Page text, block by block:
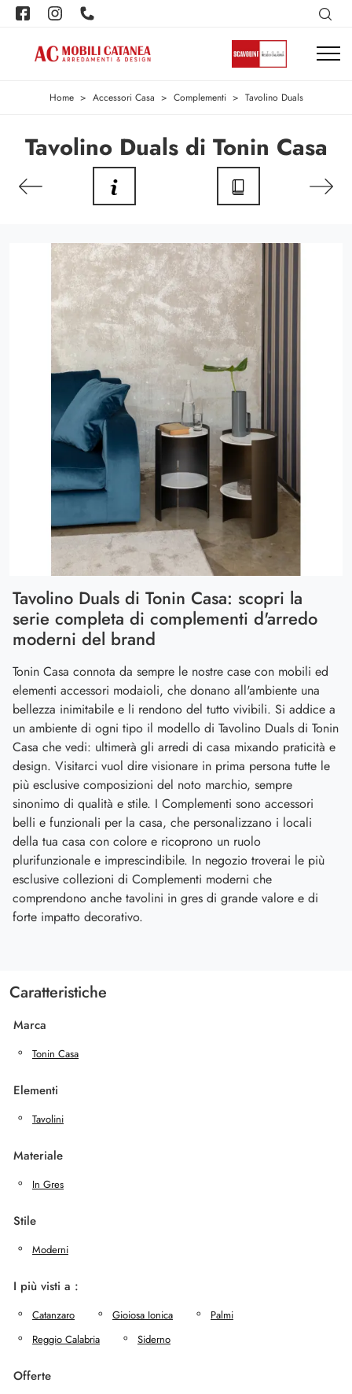
Home > Accessori Casa > Complementi > Tavolino Duals
Tavolino Duals di Tonin Casa
Tavolino Duals di Tonin Casa: scopri la
serie completa di complementi d'arredo
moderni del brand
Tonin Casa connota da sempre le nostre case con mobili ed
elementi accessori modaioli, che donano all'ambiente una
bellezza inimitabile e li rendono del tutto vivibili. Si addice a
un ambiente di ogni tipo il modello di Tavolino Duals di Tonin
Casa che vedi: ultimerà gli arredi di casa mixando praticità e
design. Visitarci vuol dire visionare in prima persona tutte le
più esclusive composizioni del noto marchio, sempre
sinonimo di qualità e stile. I Complementi sono accessori
belli e funzionali per la casa, che personalizzano i locali
della tua casa con colore e ricoprono un ruolo
plurifunzionale e imprescindibile. In negozio troverai le più
esclusive collezioni di Complementi moderni che
comprendono anche tavolini in gres di grande valore e di
forte impatto decorativo.
Caratteristiche
Marca
Tonin Casa
Elementi
Tavolini
Materiale
In Gres
Stile
Moderni
I più visti a :
Catanzaro Gioiosa Ionica
Palmi
Reggio Calabria
Siderno
Offerte